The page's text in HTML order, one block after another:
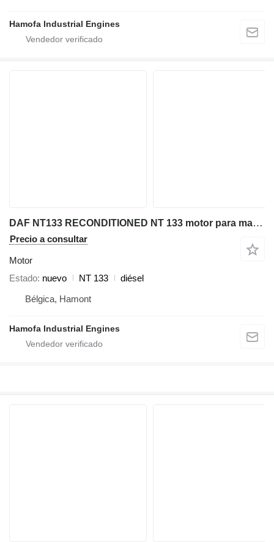
Hamofa Industrial Engines
DAF NT133 RECONDITIONED NT 133 motor para maquinaria de construcción
Precio a consultar
Motor
Estado nuevo NT 133
diésel
Bélgica, Hamont
Hamofa Industrial Engines